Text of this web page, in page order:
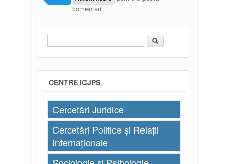
comentarii
Formular de căutare
Căutare
CENTRE ICJPS
Cercetări Juridice
Cercetări Politice și Relații
Internaționale